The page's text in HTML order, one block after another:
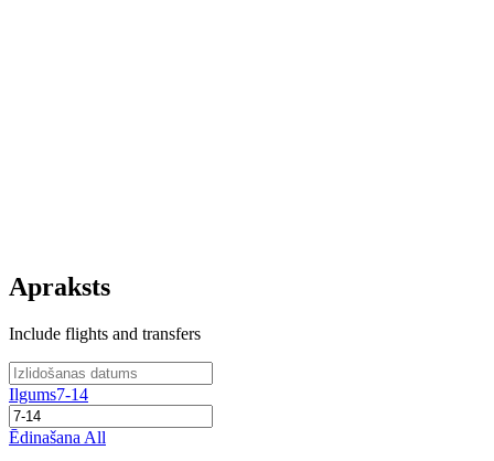
Apraksts
Include flights and transfers
Ilgums7-14
Ēdinašana All